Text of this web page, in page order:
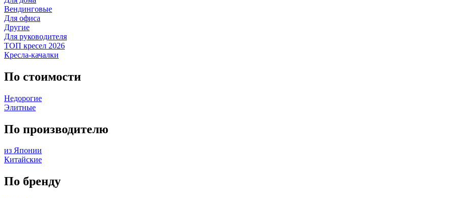
Вендинговые
Для офиса
Другие
Для руководителя
ТОП кресел 2026
Кресла-качалки
По стоимости
Недорогие
Элитные
По производителю
из Японии
Китайские
По бренду